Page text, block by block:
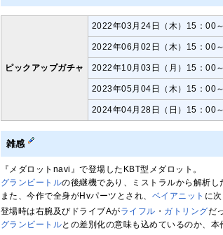
ピックアップガチャ
2022年03月24日（木）15：00
2022年06月02日（木）15：00
2022年10月03日（月）15：00
2023年05月04日（木）15：00
2024年04月28日（日）15：00
雑感
『メダロットnavi』で登場したKBT型メダロット。
グランビートルの後継機であり、ミストラルから解析し
また、今作で全身がHvパーツとされ、 ベイアニット に
登場時は右腕及びドライブAがライフル ・ ガトリングだ
グランビートルとの差別化の意味も込めているのか、本